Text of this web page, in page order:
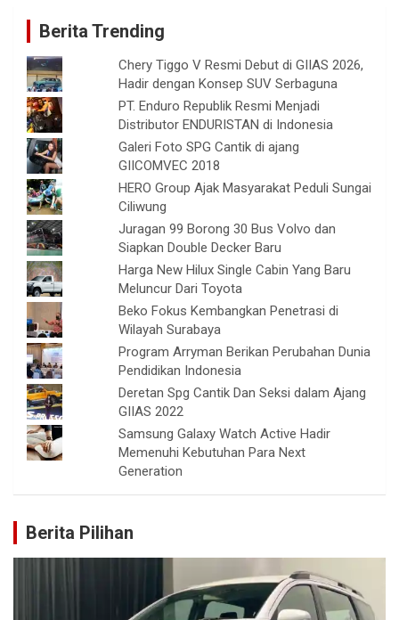
Berita Trending
Chery Tiggo V Resmi Debut di GIIAS 2026,
Hadir dengan Konsep SUV Serbaguna
PT. Enduro Republik Resmi Menjadi
Distributor ENDURISTAN di Indonesia
Galeri Foto SPG Cantik di ajang
GIICOMVEC 2018
HERO Group Ajak Masyarakat Peduli Sungai
Ciliwung
Juragan 99 Borong 30 Bus Volvo dan
Siapkan Double Decker Baru
Harga New Hilux Single Cabin Yang Baru
Meluncur Dari Toyota
Beko Fokus Kembangkan Penetrasi di
Wilayah Surabaya
Program Arryman Berikan Perubahan Dunia
Pendidikan Indonesia
Deretan Spg Cantik Dan Seksi dalam Ajang
GIIAS 2022
Samsung Galaxy Watch Active Hadir
Memenuhi Kebutuhan Para Next
Generation
Berita Pilihan